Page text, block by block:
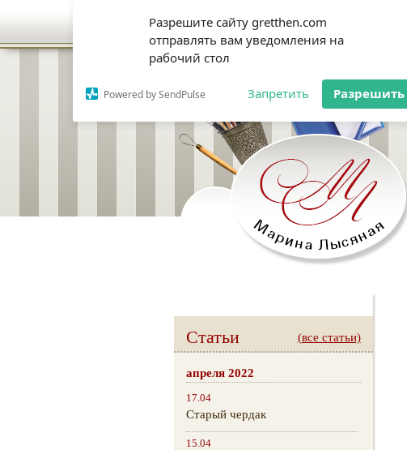
Разрешите сайту gretthen.com
отправлять вам уведомления на
рабочий стол
Powered by SendPulse Запретить Разрешить
Статьи (все статьи)
апреля 2022
17.04
Старый чердак
15.04